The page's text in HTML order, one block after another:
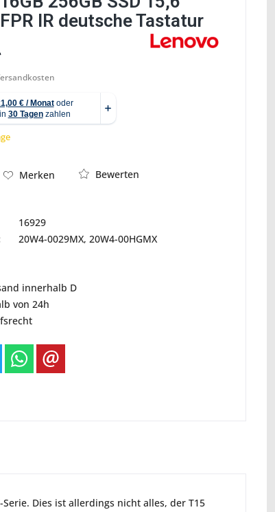
IR deutsche Tastatur
Merken
Bewerten
16929
20W4-0029MX, 20W4-00HGMX
innerhalb D
von 24h
Dies ist allerdings nicht alles, der T15